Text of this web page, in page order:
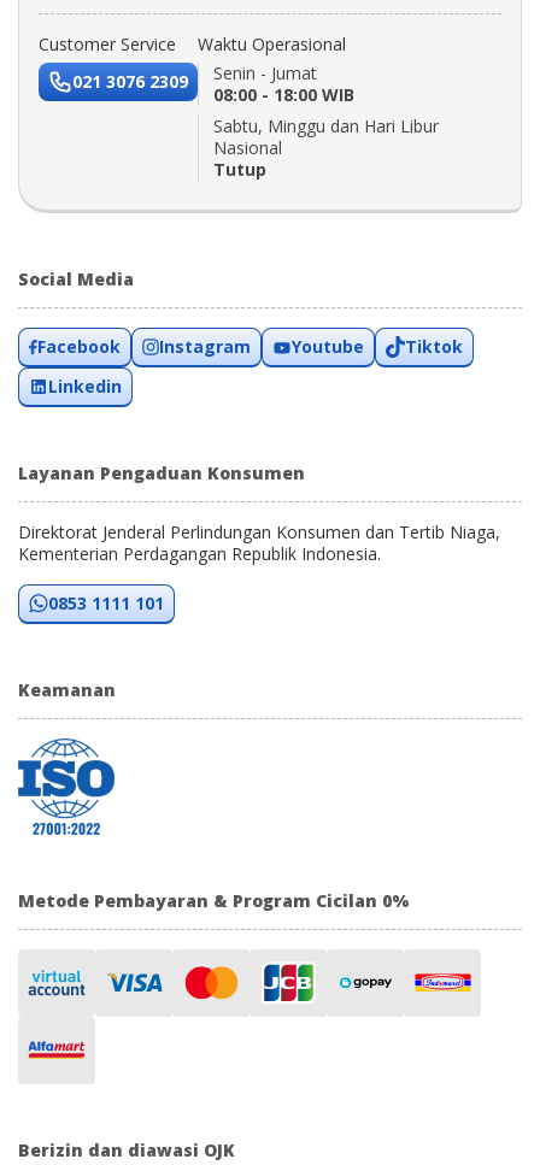
Customer Service
021 3076 2309
Waktu Operasional
Senin - Jumat
08:00 - 18:00 WIB
Sabtu, Minggu dan Hari Libur
Nasional
Tutup
Social Media
Facebook Instagram Youtube
Tiktok
Linkedin
Layanan Pengaduan Konsumen
Direktorat Jenderal Perlindungan Konsumen dan Tertib Niaga,
Kementerian Perdagangan Republik Indonesia.
0853 1111 101
Keamanan
Metode Pembayaran & Program Cicilan 0%
Berizin dan diawasi OJK